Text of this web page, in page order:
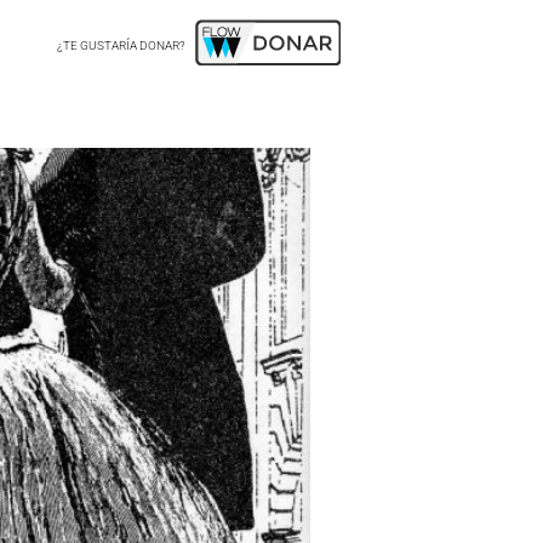
¿TE GUSTARÍA DONAR?